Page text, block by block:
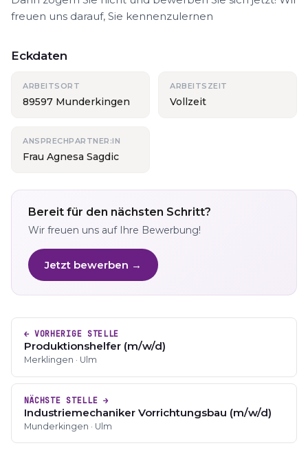
freuen uns darauf, Sie kennenzulernen
Eckdaten
ARBEITSORT
89597 Munderkingen
ARBEITSZEIT
Vollzeit
ANSPRECHPARTNER:IN
Frau Agnesa Sagdic
Bereit für den nächsten Schritt?
Wir freuen uns auf Ihre Bewerbung!
Jetzt bewerben →
← VORHERIGE STELLE
Produktionshelfer (m/w/d)
Merklingen · Ulm
NÄCHSTE STELLE →
Industriemechaniker Vorrichtungsbau (m/w/d)
Munderkingen · Ulm